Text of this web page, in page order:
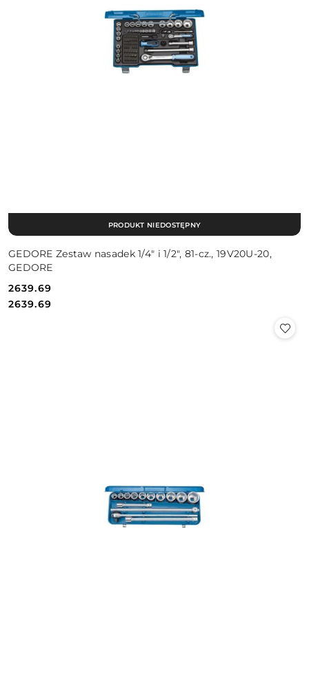
GEDORE Zestaw nasadek 1/4" i 1/2", 81-cz., 19V20U-20,
GEDORE
Cena:
2639.69
Cena:
2639.69
PRODUKT NIEDOSTĘPNY